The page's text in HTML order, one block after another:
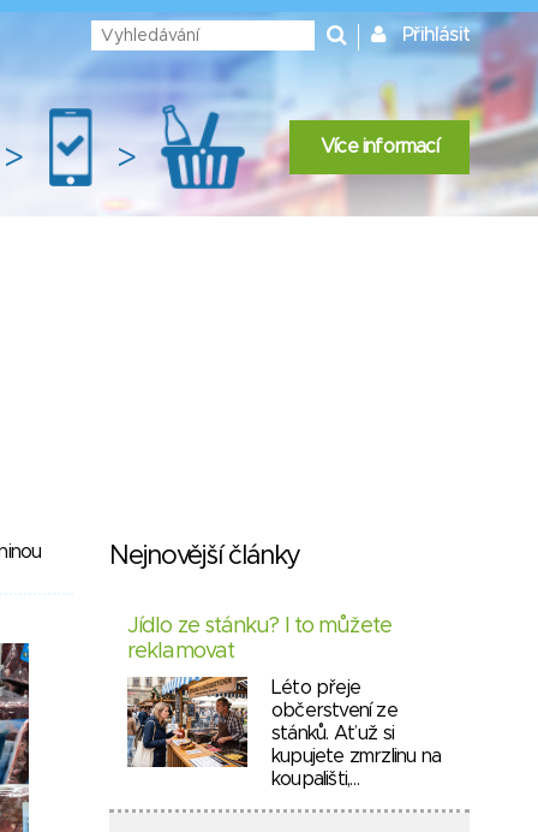
Přihlásit
> > Více informací
Nejnovější články
Jídlo ze stánku? I to můžete
reklamovat
Léto přeje
občerstvení ze
stánků. Ať už si
kupujete zmrzlinu na
koupališti,…